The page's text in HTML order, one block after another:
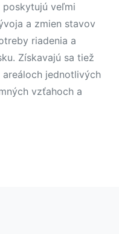
veľmi
a zmien stavov
riadenia a
Získavajú sa tiež
jednotlivých
vzťahoch a